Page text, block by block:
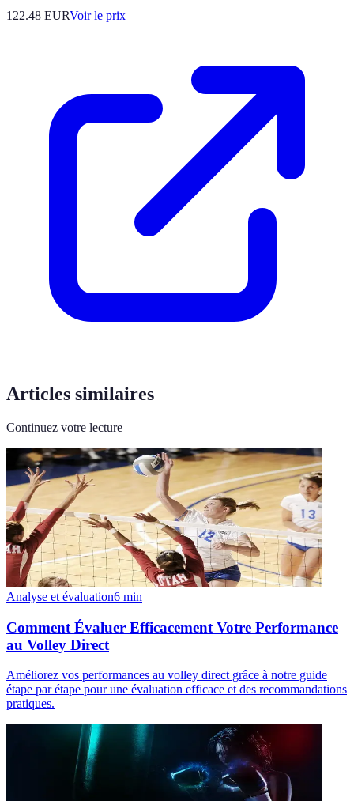
122.48 EURVoir le prix
Articles similaires
Continuez votre lecture
Analyse et évaluation6 min
Comment Évaluer Efficacement Votre Performance
au Volley Direct
Améliorez vos performances au volley direct grâce à notre guide
étape par étape pour une évaluation efficace et des recommandations
pratiques.